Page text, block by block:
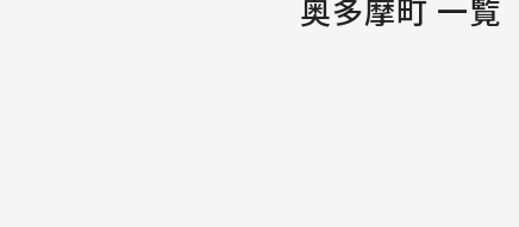
奥多摩町 一覧